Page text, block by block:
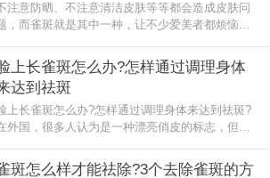
注意防晒、不注意清洁皮肤等等都会造成皮肤问
，而雀斑就是其中一种，让不少爱美者都烦恼不
上长雀斑怎么办?怎样通过调理身体
达到祛斑
上长雀斑怎么办?怎样通过调理身体来达到祛斑?
外国，很多人认为是一种漂亮俏皮的标志，但在
长雀斑，真的让人十分烦恼
斑怎么样才能祛除?3个去除雀斑的方